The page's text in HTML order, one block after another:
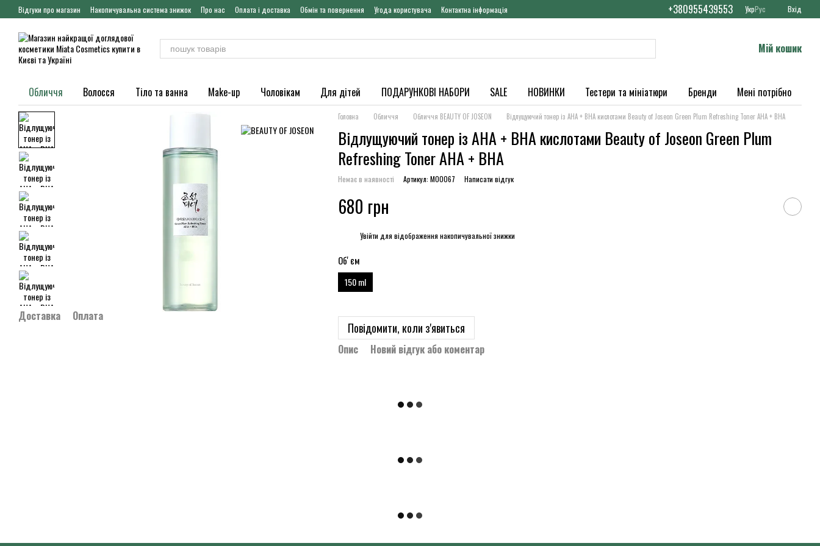
Перейти до основного контенту
Відгуки про магазин Накопичувальна система знижок Про нас Оплата і доставка Обмін та повернення Угода користувача Контактна інформація +380955439553 УкрРус Вхід
Мій кошик
Обличчя Волосся Тіло та ванна Make-up Чоловікам Для дітей ПОДАРУНКОВІ НАБОРИ SALE НОВИНКИ Тестери та мініатюри Бренди Мені потрібно
Доставка Оплата
Головна Обличчя Обличчя BEAUTY OF JOSEON Відлущуючий тонер із AHA + BHA кислотами Beauty of Joseon Green Plum Refreshing Toner AHA + BHA
Відлущуючий тонер із AHA + BHA кислотами Beauty of Joseon Green Plum
Refreshing Toner AHA + BHA
Немає в наявності Артикул: M00067 Написати відгук
680 грн
Увійти для відображення накопичувальної знижки
Обʼєм
150 ml
Повідомити, коли з'явиться
Опис Новий відгук або коментар